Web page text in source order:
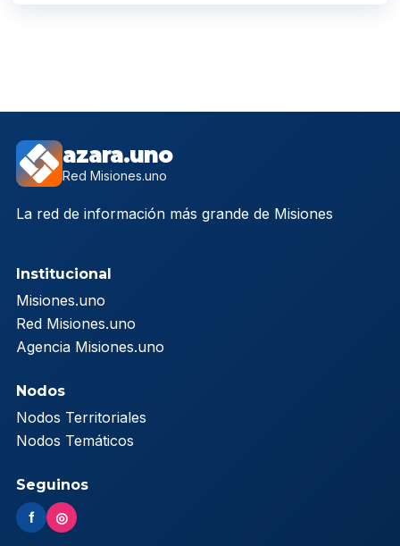
azara.uno
Red Misiones.uno
La red de información más grande de Misiones
Institucional
Misiones.uno
Red Misiones.uno
Agencia Misiones.uno
Nodos
Nodos Territoriales
Nodos Temáticos
Seguinos
f ◎